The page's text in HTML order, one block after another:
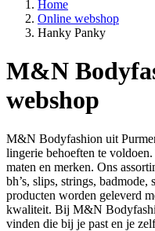
Home
Online webshop
Hanky Panky
M&N
webshop
M&N Bodyfashion uit
lingerie behoeften te
maten en merken. Ons
bh’s, slips, strings,
producten worden geleverd
kwaliteit. Bij M&N
vinden die bij je past en je